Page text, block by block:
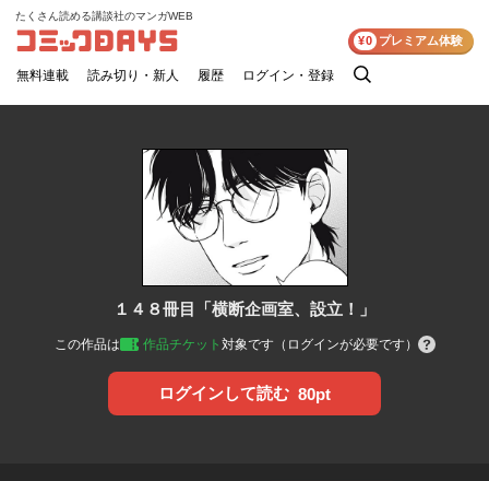
コミックDAYS
たくさん読める講談社のマンガWEB
無料連載 読み切り・新人 履歴 ログイン・登録
検
¥0 プレミアム体験
１４８冊目「横断企画室、設立！」
この作品は 作品チケット 対象です（ログインが必要です）
ログインして読む 80pt